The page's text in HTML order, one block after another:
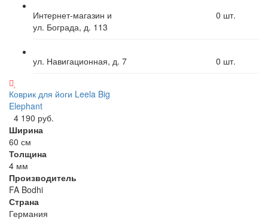
Интернет-магазин и
ул. Бограда, д. 113
0 шт.
ул. Навигационная, д. 7 0 шт.
Коврик для йоги Leela Big
Elephant
4 190 руб.
Ширина
60 см
Толщина
4 мм
Производитель
FA Bodhi
Страна
Германия